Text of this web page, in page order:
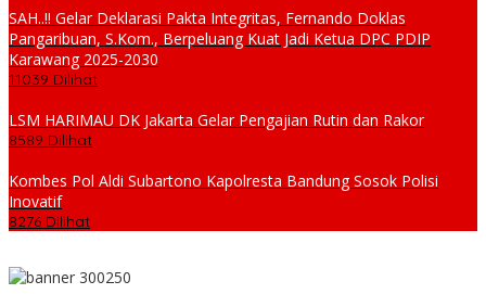
SAH..!! Gelar Deklarasi Pakta Integritas, Fernando Doklas
Pangaribuan, S.Kom., Berpeluang Kuat Jadi Ketua DPC PDIP
Karawang 2025-2030
11039 Dilihat
LSM HARIMAU DK Jakarta Gelar Pengajian Rutin dan Rakor
8589 Dilihat
Kombes Pol Aldi Subartono Kapolresta Bandung Sosok Polisi
Inovatif
8276 Dilihat